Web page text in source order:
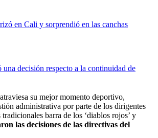
en Cali y sorprendió en las canchas
decisión respecto a la continuidad de
su mejor momento deportivo,
administrativa por parte de los dirigentes
barra de los ‘diablos rojos’ y
las decisiones de las directivas del